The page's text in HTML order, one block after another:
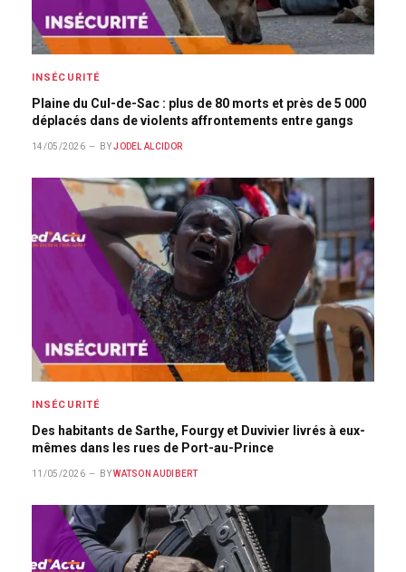
INSÉCURITÉ
Plaine du Cul-de-Sac : plus de 80 morts et près de 5 000
déplacés dans de violents affrontements entre gangs
14/05/2026 BY JODEL ALCIDOR
INSÉCURITÉ
Des habitants de Sarthe, Fourgy et Duvivier livrés à eux-
mêmes dans les rues de Port-au-Prince
11/05/2026 BY WATSON AUDIBERT